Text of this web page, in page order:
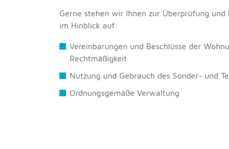
Gerne stehen wir Ihnen zur Überprüfung
im Hinblick auf:
Vereinbarungen und Beschlüsse der
Rechtmäßigkeit
Nutzung und Gebrauch des Sonder- und
Ordnungsgemäße Verwaltung